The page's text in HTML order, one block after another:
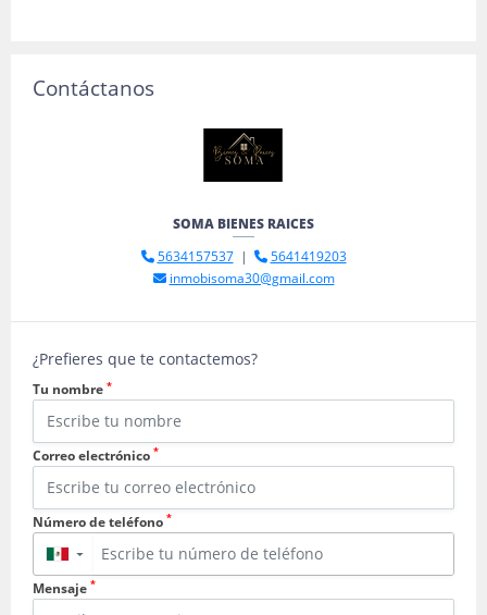
Contáctanos
SOMA BIENES RAICES
5634157537|
5641419203
inmobisoma30@gmail.com
¿Prefieres que te contactemos?
Tu nombre *
Correo electrónico *
Número de teléfono *
▼
Mensaje *